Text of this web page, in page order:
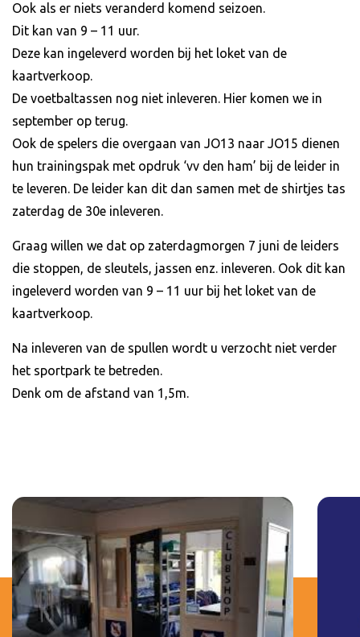
Ook als er niets veranderd komend seizoen.
Dit kan van 9 – 11 uur.
Deze kan ingeleverd worden bij het loket van de
kaartverkoop.
De voetbaltassen nog niet inleveren. Hier komen we in
september op terug.
Ook de spelers die overgaan van JO13 naar JO15 dienen
hun trainingspak met opdruk ‘vv den ham’ bij de leider in
te leveren. De leider kan dit dan samen met de shirtjes tas
zaterdag de 30e inleveren.
Graag willen we dat op zaterdagmorgen 7 juni de leiders
die stoppen, de sleutels, jassen enz. inleveren. Ook dit kan
ingeleverd worden van 9 – 11 uur bij het loket van de
kaartverkoop.
Na inleveren van de spullen wordt u verzocht niet verder
het sportpark te betreden.
Denk om de afstand van 1,5m.